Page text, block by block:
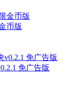
币版
免广告版